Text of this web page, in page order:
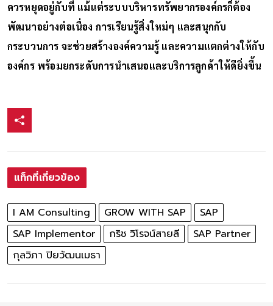
ควรหยุดอยู่กับที่ แม้แต่ระบบบริหารทรัพยากรองค์กรก็ต้อง
พัฒนาอย่างต่อเนื่อง การเรียนรู้สิ่งใหม่ๆ และสนุกกับ
กระบวนการ จะช่วยสร้างองค์ความรู้ และความแตกต่างให้กับ
องค์กร พร้อมยกระดับการนำเสนอและบริการลูกค้าให้ดียิ่งขึ้น
แท็กที่เกี่ยวข้อง
I AM Consulting GROW WITH SAP
SAP
SAP Implementor
กริช วิโรจน์สายลี
SAP Partner
กุลวิภา ปิยวัฒนเมธา